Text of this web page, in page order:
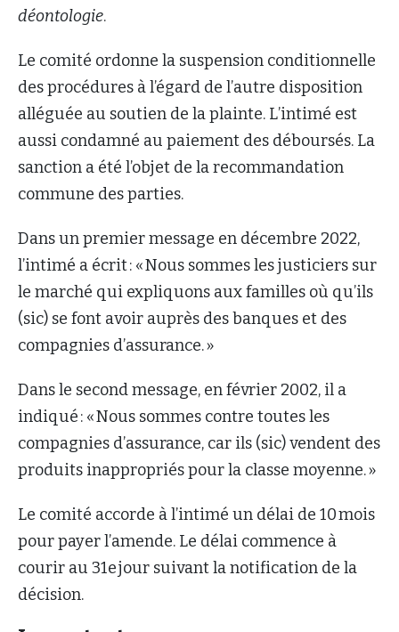
déontologie.
Le comité ordonne la suspension conditionnelle
des procédures à l’égard de l’autre disposition
alléguée au soutien de la plainte. L’intimé est
aussi condamné au paiement des déboursés. La
sanction a été l’objet de la recommandation
commune des parties.
Dans un premier message en décembre 2022,
l’intimé a écrit : « Nous sommes les justiciers sur
le marché qui expliquons aux familles où qu’ils
(sic) se font avoir auprès des banques et des
compagnies d’assurance. »
Dans le second message, en février 2002, il a
indiqué : « Nous sommes contre toutes les
compagnies d’assurance, car ils (sic) vendent des
produits inappropriés pour la classe moyenne. »
Le comité accorde à l’intimé un délai de 10 mois
pour payer l’amende. Le délai commence à
courir au 31e jour suivant la notification de la
décision.